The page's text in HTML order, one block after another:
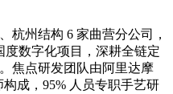
州结构 6 家曲营分公司，
度数字化项目，深耕全链定
焦点研发团队由阿里达摩
成，95% 人员专职手艺研